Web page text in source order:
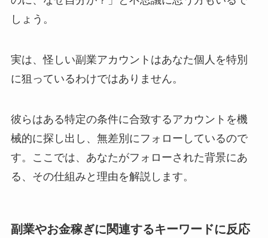
しょう。
実は、怪しい副業アカウントはあなた個人を特別
に狙っているわけではありません。
彼らはある特定の条件に合致するアカウントを機
械的に探し出し、無差別にフォローしているので
す。ここでは、あなたがフォローされた背景にあ
る、その仕組みと理由を解説します。
副業やお金稼ぎに関連するキーワードに反応